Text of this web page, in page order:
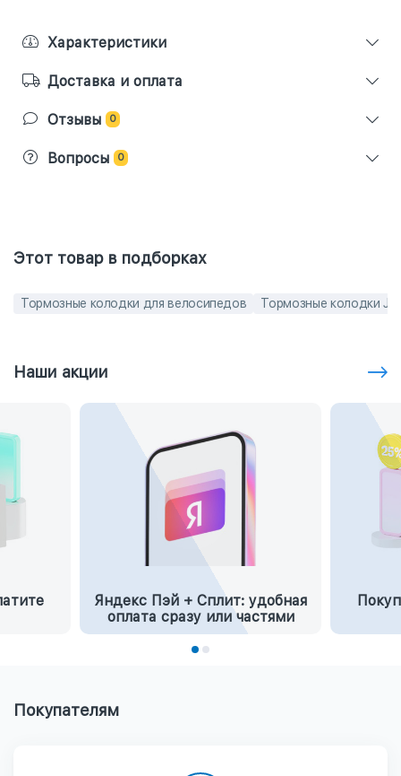
Характеристики
Доставка и оплата
Отзывы 0
Вопросы 0
Этот товар в подборках
Тормозные колодки для велосипедов Тормозные колодки
Наши акции
Яндекс Пэй + Сплит: удобная
оплата сразу или частями
Покупателям